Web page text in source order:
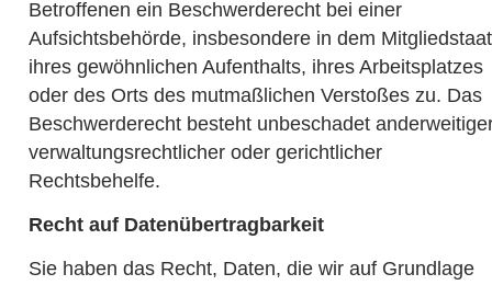
Betroffenen ein Beschwerderecht bei einer
Aufsichtsbehörde, insbesondere in dem Mitgliedstaat
ihres gewöhnlichen Aufenthalts, ihres Arbeitsplatzes
oder des Orts des mutmaßlichen Verstoßes zu. Das
Beschwerderecht besteht unbeschadet
verwaltungsrechtlicher oder gerichtlicher
Rechtsbehelfe.
Recht auf Datenübertragbarkeit
Sie haben das Recht, Daten, die wir auf Grundlage